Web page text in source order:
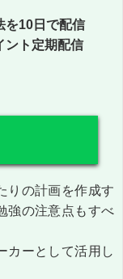
を10日で配信
ント定期配信
りの計画を作成す
強の注意点もすべ
カーとして活用し